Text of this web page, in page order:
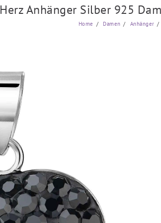
Herz Anhänger Silber 925
Home Damen Anhänger